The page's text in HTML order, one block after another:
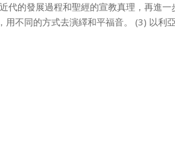
代的發展過程和聖經的宣教真理，再進
用不同的方式去演繹和平福音。 (3) 以利